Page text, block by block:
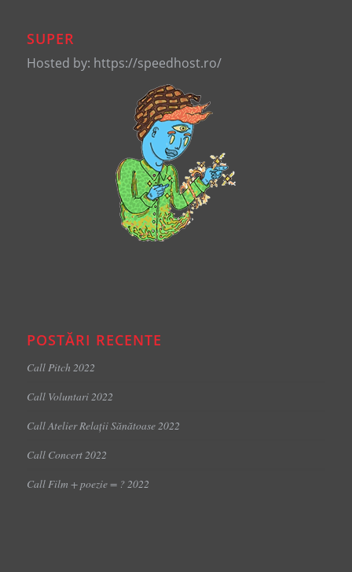
SUPER
Hosted by: https://speedhost.ro/
POSTĂRI RECENTE
Call Pitch 2022
Call Voluntari 2022
Call Atelier Relații Sănătoase 2022
Call Concert 2022
Call Film + poezie = ? 2022